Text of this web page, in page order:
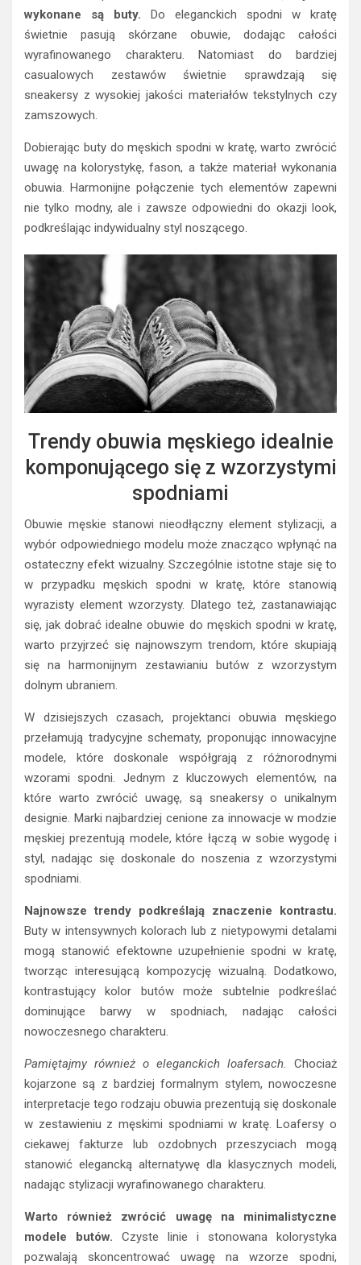
wykonane są buty. Do eleganckich spodni w kratę
świetnie pasują skórzane obuwie, dodając całości
wyrafinowanego charakteru. Natomiast do bardziej
casualowych zestawów świetnie sprawdzają się
sneakersy z wysokiej jakości materiałów tekstylnych czy
zamszowych.
Dobierając buty do męskich spodni w kratę, warto zwrócić
uwagę na kolorystykę, fason, a także materiał wykonania
obuwia. Harmonijne połączenie tych elementów zapewni
nie tylko modny, ale i zawsze odpowiedni do okazji look,
podkreślając indywidualny styl noszącego.
Trendy obuwia męskiego idealnie
komponującego się z wzorzystymi
spodniami
Obuwie męskie stanowi nieodłączny element stylizacji, a
wybór odpowiedniego modelu może znacząco wpłynąć na
ostateczny efekt wizualny. Szczególnie istotne staje się to
w przypadku męskich spodni w kratę, które stanowią
wyrazisty element wzorzysty. Dlatego też, zastanawiając
się, jak dobrać idealne obuwie do męskich spodni w kratę,
warto przyjrzeć się najnowszym trendom, które skupiają
się na harmonijnym zestawianiu butów z wzorzystym
dolnym ubraniem.
W dzisiejszych czasach, projektanci obuwia męskiego
przełamują tradycyjne schematy, proponując innowacyjne
modele, które doskonale współgrają z różnorodnymi
wzorami spodni. Jednym z kluczowych elementów, na
które warto zwrócić uwagę, są sneakersy o unikalnym
designie. Marki najbardziej cenione za innowacje w modzie
męskiej prezentują modele, które łączą w sobie wygodę i
styl, nadając się doskonale do noszenia z wzorzystymi
spodniami.
Najnowsze trendy podkreślają znaczenie kontrastu.
Buty w intensywnych kolorach lub z nietypowymi detalami
mogą stanowić efektowne uzupełnienie spodni w kratę,
tworząc interesującą kompozycję wizualną. Dodatkowo,
kontrastujący kolor butów może subtelnie podkreślać
dominujące barwy w spodniach, nadając całości
nowoczesnego charakteru.
Pamiętajmy również o eleganckich loafersach. Chociaż
kojarzone są z bardziej formalnym stylem, nowoczesne
interpretacje tego rodzaju obuwia prezentują się doskonale
w zestawieniu z męskimi spodniami w kratę. Loafersy o
ciekawej fakturze lub ozdobnych przeszyciach mogą
stanowić elegancką alternatywę dla klasycznych modeli,
nadając stylizacji wyrafinowanego charakteru.
Warto również zwrócić uwagę na minimalistyczne
modele butów. Czyste linie i stonowana kolorystyka
pozwalają skoncentrować uwagę na wzorze spodni,